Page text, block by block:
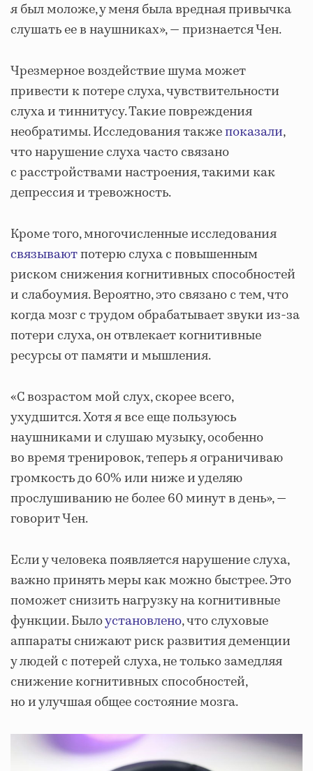
я был моложе, у меня была вредная привычка
слушать ее в наушниках», — признается Чен.
Чрезмерное воздействие шума может
привести к потере слуха, чувствительности
слуха и тиннитусу. Такие повреждения
необратимы. Исследования такжепоказали,
что нарушение слуха часто связано
с расстройствами настроения, такими как
депрессия и тревожность.
Кроме того, многочисленные исследования
связываютпотерю слуха с повышенным
риском снижения когнитивных способностей
и слабоумия. Вероятно, это связано с тем, что
когда мозг с трудом обрабатывает звуки из-за
потери слуха, он отвлекает когнитивные
ресурсы от памяти и мышления.
«С возрастом мой слух, скорее всего,
ухудшится. Хотя я все еще пользуюсь
наушниками и слушаю музыку, особенно
во время тренировок, теперь я ограничиваю
громкость до 60% или ниже и уделяю
прослушиванию не более 60 минут в день», —
говорит Чен.
Если у человека появляется нарушение слуха,
важно принять меры как можно быстрее. Это
поможет снизить нагрузку на когнитивные
функции. Былоустановлено, что слуховые
аппараты снижают риск развития деменции
у людей с потерей слуха, не только замедляя
снижение когнитивных способностей,
но и улучшая общее состояние мозга.